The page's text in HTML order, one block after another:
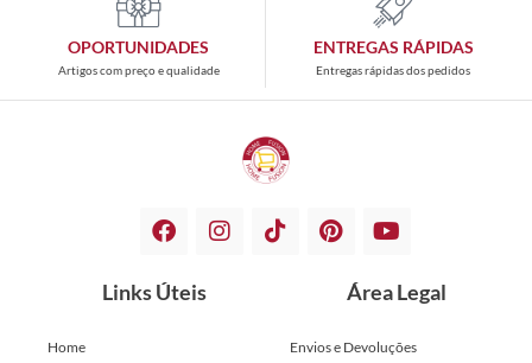
OPORTUNIDADES
Artigos com preço e qualidade
ENTREGAS RÁPIDAS
Entregas rápidas dos pedidos
Links Úteis
Home
Área Legal
Envios e Devoluções